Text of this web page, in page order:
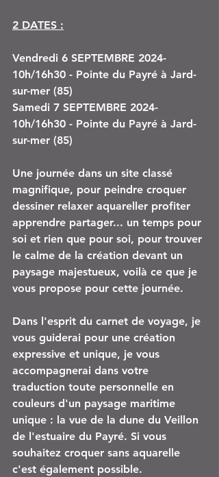
2 DATES :
Vendredi 6 SEPTEMBRE 2024-
10h/16h30 - Pointe du Payré à Jard-
sur-mer (85)
Samedi 7 SEPTEMBRE 2024-
10h/16h30 - Pointe du Payré à Jard-
sur-mer (85)
Une journée dans un site classé
magnifique, pour peindre croquer
dessiner relaxer aquareller profiter
apprendre partager... un temps pour
soi et rien que pour soi, pour trouver
le calme de la création devant un
paysage majestueux, voilà ce que je
vous propose pour cette journée.
Dans l'esprit du carnet de voyage, je
vous guiderai pour une création
expressive et unique, je vous
accompagnerai dans votre
traduction toute personnelle en
couleurs d'un paysage maritime
unique : la vue de la dune du Veillon
de l'estuaire du Payré. Si vous
souhaitez croquer sans aquarelle
c'est également possible.